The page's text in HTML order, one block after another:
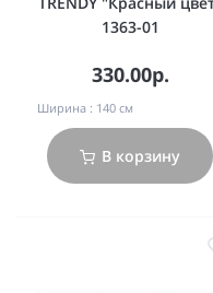
1363-01
330.00р.
Ширина : 140 см
В корзину